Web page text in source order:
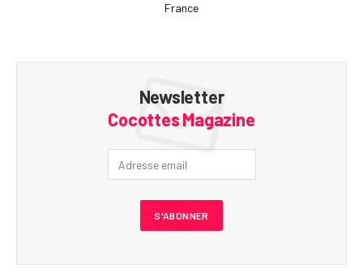
France
Newsletter
Cocottes Magazine